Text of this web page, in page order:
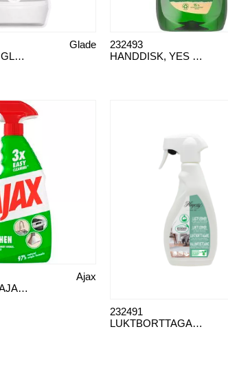
DOFTBLOCK, GLADE GEL MARINE
Glade
HANDDISK, YES ORIGINAL 1,25 L
232493
KÖKSSPRAY, AJAX 750 ML
Ajax
LUKTBORTTAGARE ODOR
232491